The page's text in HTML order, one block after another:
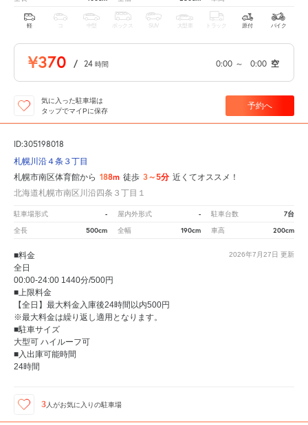
軽 中型 ボックス SUV 大型車 トラック 原付 バイク
¥370 / 24 時間 0:00 ～ 0:00 空
気に入った駐車場は
タップでマイPに保存
予約へ
ID:305198018
札幌川沿４条３丁目
札幌市南区体育館から 188m 徒歩 3～5分 近くてオススメ！
北海道札幌市南区川沿四条３丁目１
駐車場形式 - 屋内外形式 - 駐車台数 7台
全長 500cm 全幅 190cm 車高 200cm
2026年7月27日 更新
■料金
全日
00:00-24:00 1440分/500円
■上限料金
【全日】最大料金入庫後24時間以内500円
※最大料金は繰り返し適用となります。
■駐車サイズ
大型可 ハイルーフ可
■入出庫可能時間
24時間
3 人がお気に入りの駐車場